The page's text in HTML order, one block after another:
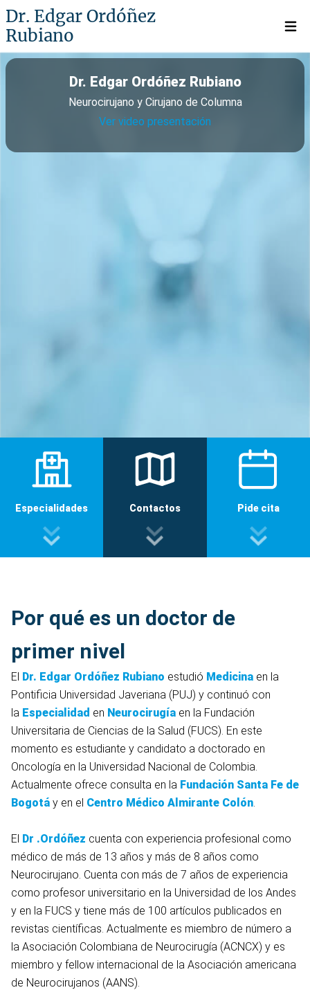
Dr. Edgar Ordóñez
Rubiano
Open
Dr. Edgar Ordóñez Rubiano
Neurocirujano y Cirujano de Columna
Ver video presentación
Especialidades Contactos Pide cita
Por qué es un doctor de
primer nivel
El Dr. Edgar Ordóñez Rubiano estudió Medicina en la
Pontificia Universidad Javeriana (PUJ) y continuó con
la Especialidad en Neurocirugía en la Fundación
Universitaria de Ciencias de la Salud (FUCS). En este
momento es estudiante y candidato a doctorado en
Oncología en la Universidad Nacional de Colombia.
Actualmente ofrece consulta en la Fundación Santa Fe de
Bogotá y en el Centro Médico Almirante Colón.
El Dr .Ordóñez cuenta con experiencia profesional como
médico de más de 13 años y más de 8 años como
Neurocirujano. Cuenta con más de 7 años de experiencia
como profesor universitario en la Universidad de los Andes
y en la FUCS y tiene más de 100 artículos publicados en
revistas científicas. Actualmente es miembro de número a
la Asociación Colombiana de Neurocirugía (ACNCX) y es
miembro y fellow internacional de la Asociación americana
de Neurocirujanos (AANS).